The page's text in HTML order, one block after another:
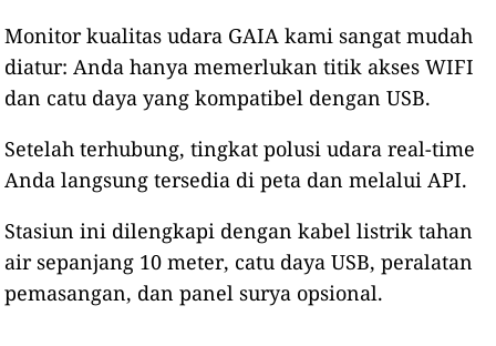
Monitor kualitas udara GAIA kami sangat mudah
diatur: Anda hanya memerlukan titik akses WIFI
dan catu daya yang kompatibel dengan USB.
Setelah terhubung, tingkat polusi udara real-time
Anda langsung tersedia di peta dan melalui API.
Stasiun ini dilengkapi dengan kabel listrik tahan
air sepanjang 10 meter, catu daya USB, peralatan
pemasangan, dan panel surya opsional.